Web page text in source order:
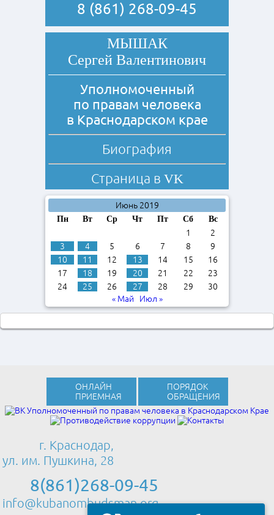
8 (861) 268-09-45
МЫШАК
Сергей Валентинович
Уполномоченный
по правам человека
в Краснодарском крае
Биография
Страница в VK
Июнь 2019
Пн Вт Ср Чт Пт Сб Вс
1
2
3
4 5 6 7 8
9
10
11 12 13 14 15
16
17
18 19 20 21 22
23
24
25 26 27 28 29
30
« Май
Июл »
ОНЛАЙН
ПРИЕМНАЯ
ПОРЯДОК
ОБРАЩЕНИЯ
г. Краснодар,
ул. им. Пушкина, 28
8(861)268-09-45
info@kubanombudsman.org